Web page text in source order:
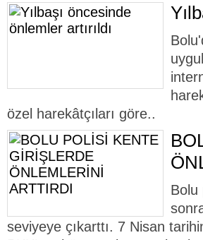
özel harekâtçıları göre..
Bolu
seviyeye çıkarttı. 7 Nisan